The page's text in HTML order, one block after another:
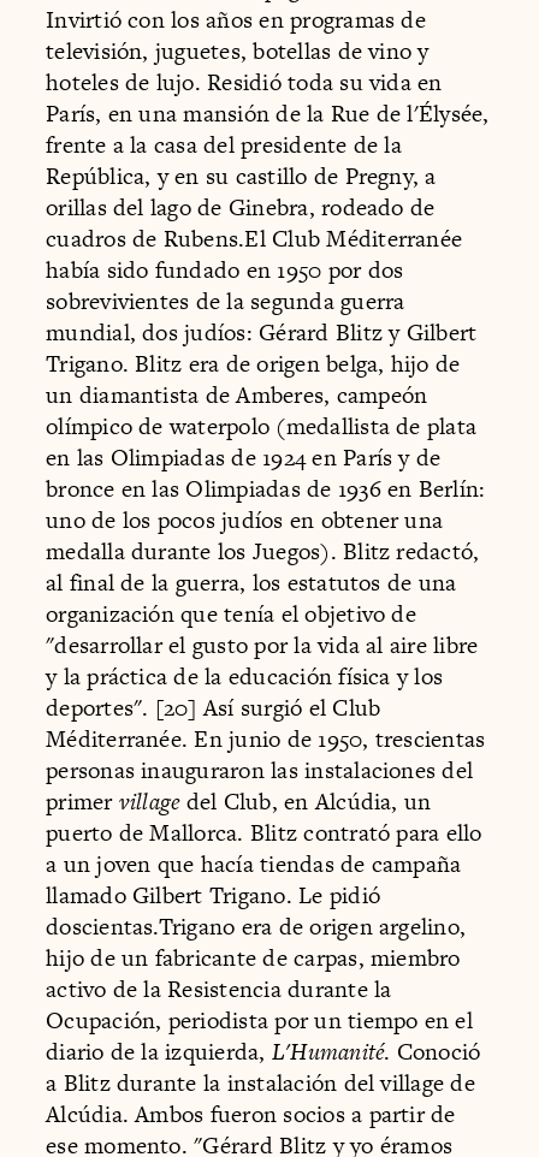
Invirtió con los años en programas de
televisión, juguetes, botellas de vino y
hoteles de lujo. Residió toda su vida en
París, en una mansión de la Rue de l'Élysée,
frente a la casa del presidente de la
República, y en su castillo de Pregny, a
orillas del lago de Ginebra, rodeado de
cuadros de Rubens.El Club Méditerranée
había sido fundado en 1950 por dos
sobrevivientes de la segunda guerra
mundial, dos judíos: Gérard Blitz y Gilbert
Trigano. Blitz era de origen belga, hijo de
un diamantista de Amberes, campeón
olímpico de waterpolo (medallista de plata
en las Olimpiadas de 1924 en París y de
bronce en las Olimpiadas de 1936 en Berlín:
uno de los pocos judíos en obtener una
medalla durante los Juegos). Blitz redactó,
al final de la guerra, los estatutos de una
organización que tenía el objetivo de
"desarrollar el gusto por la vida al aire libre
y la práctica de la educación física y los
deportes". [20] Así surgió el Club
Méditerranée. En junio de 1950, trescientas
personas inauguraron las instalaciones del
primervillagedel Club, en Alcúdia, un
puerto de Mallorca. Blitz contrató para ello
a un joven que hacía tiendas de campaña
llamado Gilbert Trigano. Le pidió
doscientas.Trigano era de origen argelino,
hijo de un fabricante de carpas, miembro
activo de la Resistencia durante la
Ocupación, periodista por un tiempo en el
diario de la izquierda, L'Humanité. Conoció
a Blitz durante la instalación del village de
Alcúdia. Ambos fueron socios a partir de
ese momento. "Gérard Blitz y yo éramos